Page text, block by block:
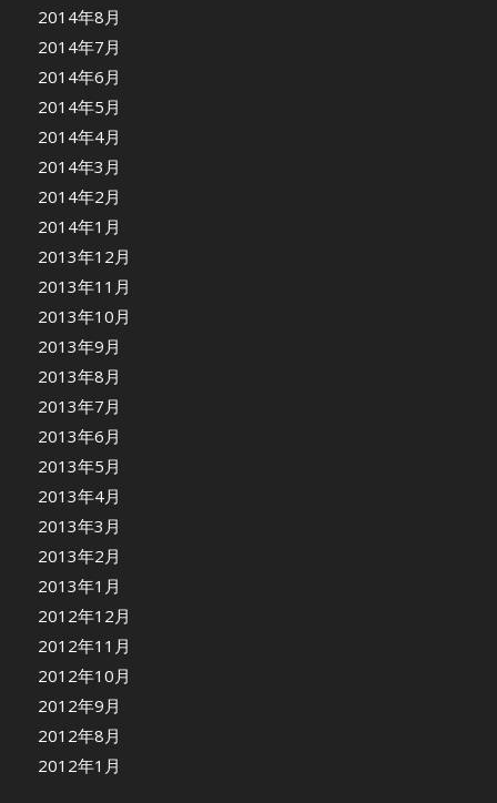
2014年8月
2014年7月
2014年6月
2014年5月
2014年4月
2014年3月
2014年2月
2014年1月
2013年12月
2013年11月
2013年10月
2013年9月
2013年8月
2013年7月
2013年6月
2013年5月
2013年4月
2013年3月
2013年2月
2013年1月
2012年12月
2012年11月
2012年10月
2012年9月
2012年8月
2012年1月